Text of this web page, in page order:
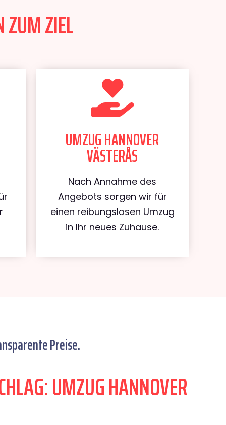
ZUM ZIEL
UMZUG HANNOVER
VÄSTERÅS
Nach Annahme des
Angebots sorgen wir für
einen reibungslosen Umzug
in Ihr neues Zuhause.
Preise.
UMZUG HANNOVER